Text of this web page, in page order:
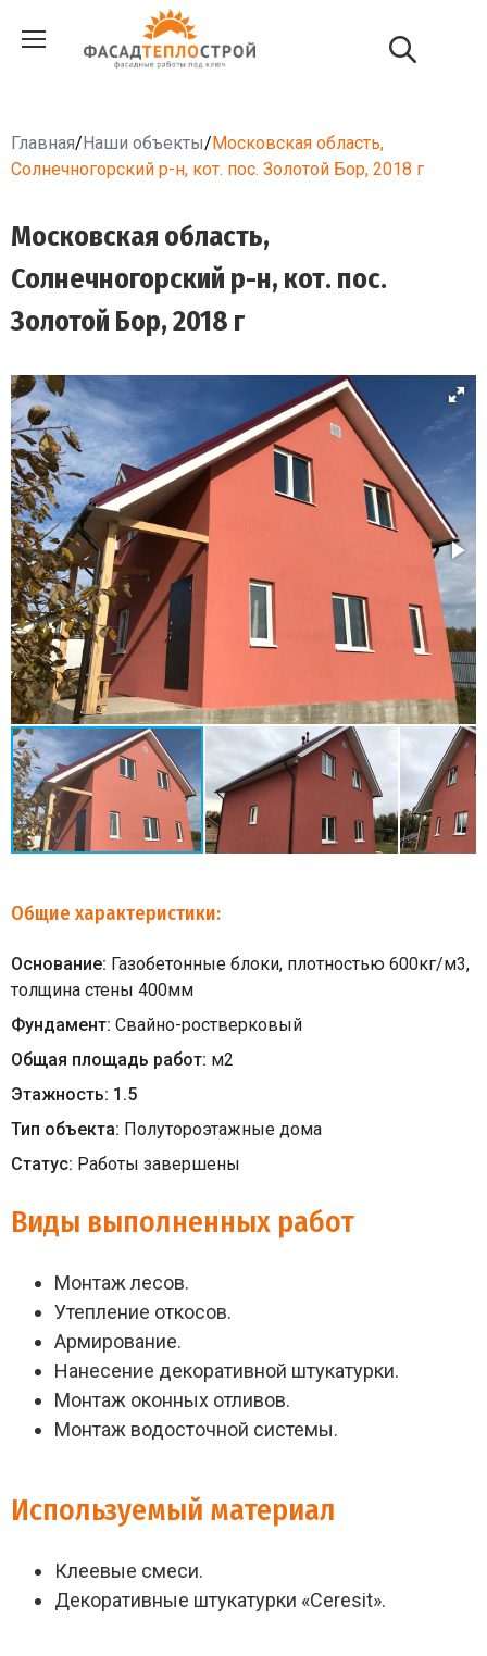
Главная/Наши объекты/Московская область,
Солнечногорский р-н, кот. пос. Золотой Бор, 2018 г
Московская область,
Солнечногорский р-н, кот. пос.
Золотой Бор, 2018 г
Общие характеристики:
Основание: Газобетонные блоки, плотностью 600кг/м3,
толщина стены 400мм
Фундамент: Свайно-ростверковый
Общая площадь работ: м2
Этажность: 1.5
Тип объекта: Полутороэтажные дома
Статус: Работы завершены
Виды выполненных работ
Монтаж лесов.
Утепление откосов.
Армирование.
Нанесение декоративной штукатурки.
Монтаж оконных отливов.
Монтаж водосточной системы.
Используемый материал
Клеевые смеси.
Декоративные штукатурки «Ceresit».